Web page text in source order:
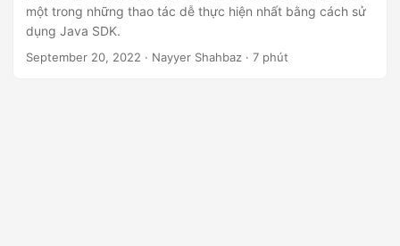
một trong những thao tác dễ thực hiện nhất bằng cách sử
dụng Java SDK.
September 20, 2022 · Nayyer Shahbaz · 7 phút